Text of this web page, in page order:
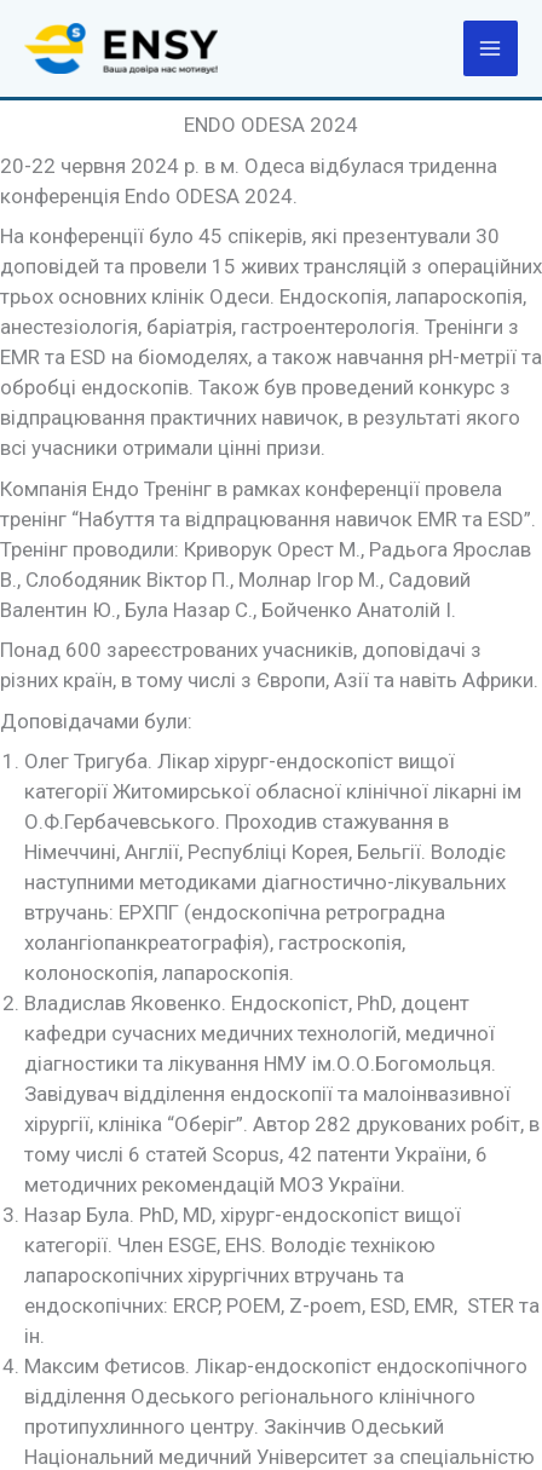
вмісту
ENDO ODESA 2024
20-22 червня 2024 р. в м. Одеса відбулася триденна
конференція Endo ODESA 2024.
На конференції було 45 спікерів, які презентували 30
доповідей та провели 15 живих трансляцій з операційних
трьох основних клінік Одеси. Ендоскопія, лапароскопія,
анестезіологія, баріатрія, гастроентерологія. Тренінги з
EMR та ESD на біомоделях, а також навчання рН-метрії та
обробці ендоскопів. Також був проведений конкурс з
відпрацювання практичних навичок, в результаті якого
всі учасники отримали цінні призи.
Компанія Ендо Тренінг в рамках конференції провела
тренінг “Набуття та відпрацювання навичок EMR та ESD”.
Тренінг проводили: Криворук Орест М., Радьога Ярослав
В., Слободяник Віктор П., Молнар Ігор М., Садовий
Валентин Ю., Була Назар С., Бойченко Анатолій І.
Понад 600 зареєстрованих учасників, доповідачі з
різних країн, в тому числі з Європи, Азії та навіть Африки.
Доповідачами були:
Олег Тригуба. Лікар хірург-ендоскопіст вищої
категорії Житомирської обласної клінічної лікарні ім
О.Ф.Гербачевського. Проходив стажування в
Німеччині, Англії, Республіці Корея, Бельгії. Володіє
наступними методиками діагностично-лікувальних
втручань: ЕРХПГ (ендоскопічна ретроградна
холангіопанкреатографія), гастроскопія,
колоноскопія, лапароскопія.
Владислав Яковенко. Ендоскопіст, PhD, доцент
кафедри сучасних медичних технологій, медичної
діагностики та лікування НМУ ім.О.О.Богомольця.
Завідувач відділення ендоскопії та малоінвазивної
хірургії, клініка “Оберіг”. Автор 282 друкованих робіт, в
тому числі 6 статей Scopus, 42 патенти України, 6
методичних рекомендацій МОЗ України.
Назар Була. PhD, MD, хірург-ендоскопіст вищої
категорії. Член ESGE, EHS. Володіє технікою
лапароскопічних хірургічних втручань та
ендоскопічних: ERCP, POEM, Z-poem, ESD, EMR, STER та
ін.
Максим Фетисов. Лікар-ендоскопіст ендоскопічного
відділення Одеського регіонального клінічного
протипухлинного центру. Закінчив Одеський
Національний медичний Університет за спеціальністю